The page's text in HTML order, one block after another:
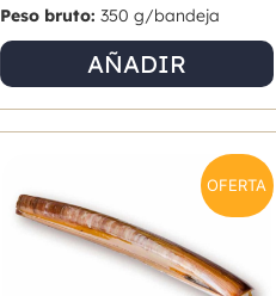
Peso bruto: 350 g/bandeja
AÑADIR
OFERTA